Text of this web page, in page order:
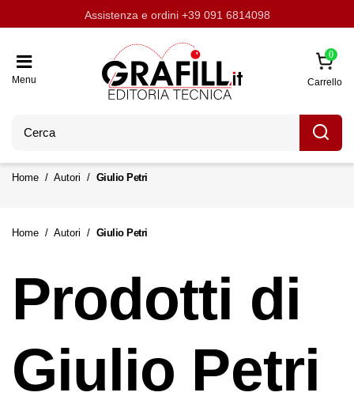
Chi siamoScrivi per noi
Assistenza e ordini +39 091 6814098
Aggiornati con LavoriPubblici.it
Menu
0
Carrello
Home Autori Giulio Petri
Home Autori Giulio Petri
Prodotti di
Giulio Petri